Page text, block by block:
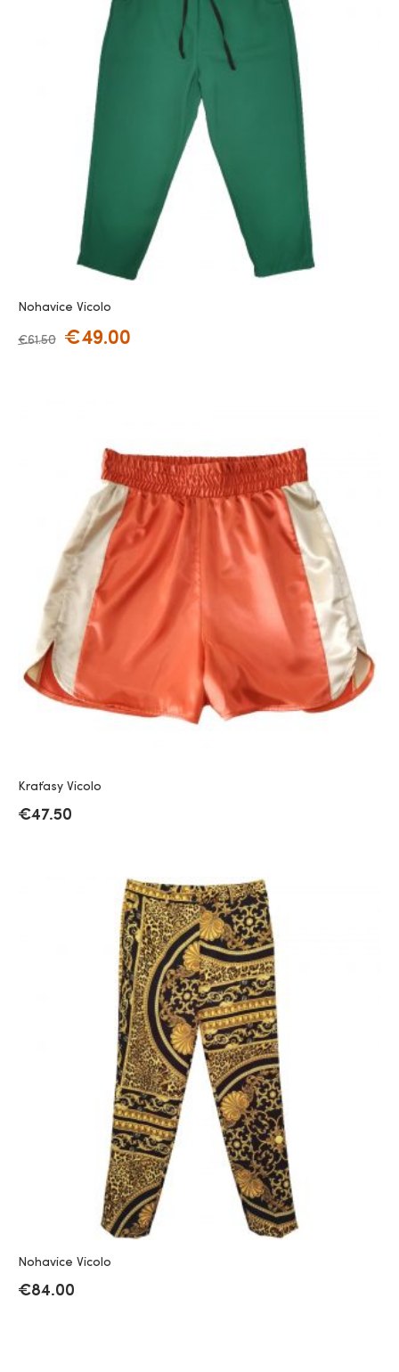
Nohavice Vicolo
€61.50 €49.00
Kraťasy Vicolo
€47.50
Nohavice Vicolo
€84.00